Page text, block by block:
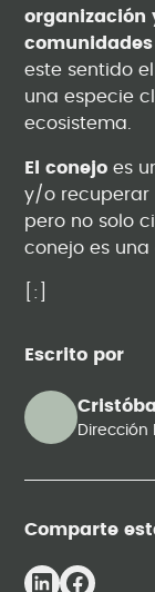
Escrito por
Dirección
Comparte
organización
este sentido
una especie
ecosistema.
El conejoes
y/o recuperar
pero no solo
conejo es
[:]